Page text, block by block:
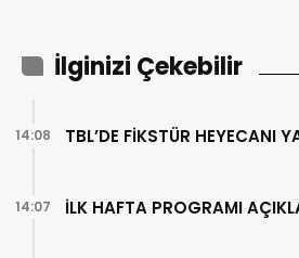
İlginizi Çekebilir
TBL’DE FİKSTÜR HEYECANI
14:08
İLK HAFTA PROGRAMI
14:07